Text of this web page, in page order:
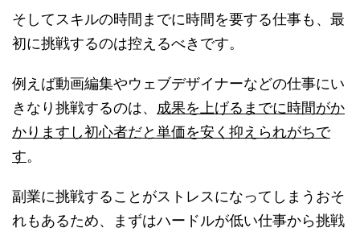
そしてスキルの時間までに時間を要する仕事も、最
初に挑戦するのは控えるべきです。
例えば動画編集やウェブデザイナーなどの仕事にい
きなり挑戦するのは、 成果を上げるまでに時間がか
かりますし初心者だと単価を安く抑えられがちで
す。
副業に挑戦することがストレスになってしまうおそ
れもあるため、まずはハードルが低い仕事から挑戦